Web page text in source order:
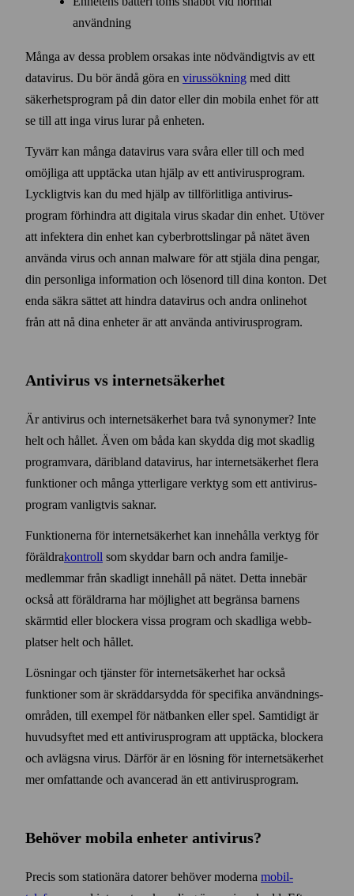
användning
Många av dessa problem orsakas inte nödvändigtvis av ett
data­virus. Du bör ändå göra en virus­sökning med ditt
säkerhets­program på din dator eller din mobila enhet för att
se till att inga virus lurar på enheten.
Tyvärr kan många data­virus vara svåra eller till och med
omöjliga att upptäcka utan hjälp av ett anti­virus­program.
Lyckligtvis kan du med hjälp av till­förlitliga anti­virus­
program förhindra att digitala virus skadar din enhet. Utöver
att infektera din enhet kan cyber­brottslingar på nätet även
använda virus och annan malware för att stjäla dina pengar,
din personliga information och lösen­ord till dina konton. Det
enda säkra sättet att hindra data­virus och andra online­hot
från att nå dina enheter är att använda anti­virus­program.
Anti­virus vs internet­säkerhet
Är anti­virus och internet­säkerhet bara två synonymer? Inte
helt och hållet. Även om båda kan skydda dig mot skadlig
program­vara, där­ibland data­virus, har internet­säkerhet flera
funktioner och många ytterligare verktyg som ett anti­virus­
program vanligtvis saknar.
Funktionerna för internet­säkerhet kan inne­hålla verktyg för
föräldra­kontroll som skyddar barn och andra familje­
medlemmar från skadligt innehåll på nätet. Detta innebär
också att föräldrarna har möjlighet att begränsa barnens
skärm­tid eller blockera vissa program och skadliga webb­
platser helt och hållet.
Lösningar och tjänster för internet­säkerhet har också
funktioner som är skräddar­sydda för specifika användnings­
områden, till exempel för nät­banken eller spel. Sam­tidigt är
huvud­syftet med ett anti­virus­program att upptäcka, blockera
och avlägsna virus. Därför är en lösning för internet­säkerhet
mer omfattande och avancerad än ett anti­virus­program.
Behöver mobila enheter anti­virus?
Precis som stationära datorer behöver moderna mobil­